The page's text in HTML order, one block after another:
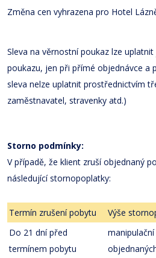
Změna cen vyhrazena pro Hotel
Sleva na věrnostní poukaz lze
poukazu, jen při přímé objednávce a
sleva nelze uplatnit prostřednictvím
zaměstnavatel, stravenky atd.)
Storno podmínky:
V případě, že klient zruší objednaný
následující stornopoplatky:
Termín zrušení pobytu
Výše
Do 21 dní před
termínem pobytu